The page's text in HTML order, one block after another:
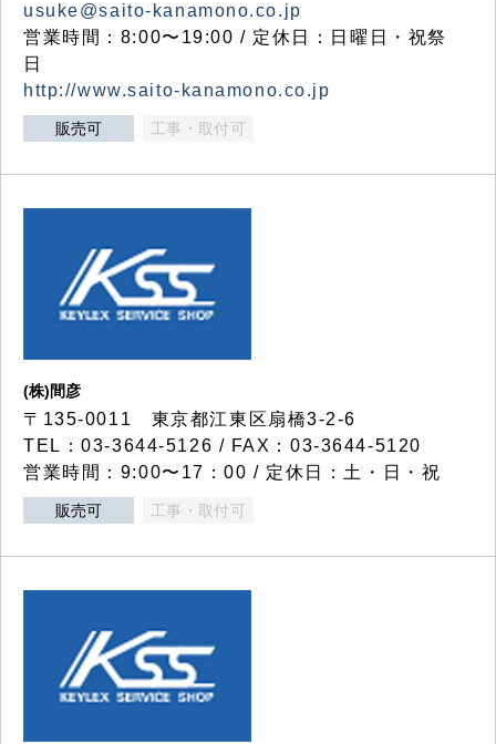
usuke@saito-kanamono.co.jp
営業時間：8:00〜19:00 / 定休日：日曜日・祝祭
日
http://www.saito-kanamono.co.jp
販売可 工事・取付可
(株)間彦
〒135-0011 東京都江東区扇橋3-2-6
TEL：03-3644-5126 / FAX：03-3644-5120
営業時間：9:00〜17：00 / 定休日：土・日・祝
販売可 工事・取付可